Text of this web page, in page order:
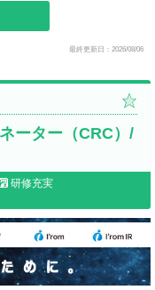
最終更新日：2026/08/06
ーター（CRC）/
研修充実